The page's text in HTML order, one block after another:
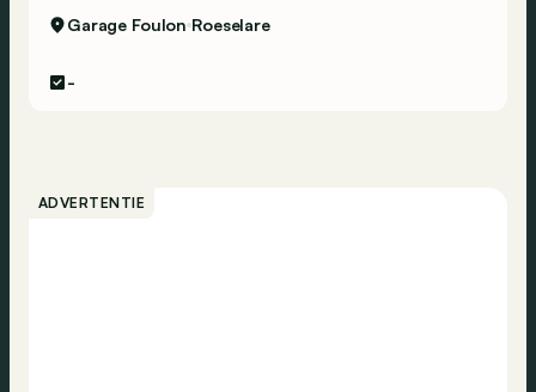
Garage Foulon Roeselare
-
ADVERTENTIE